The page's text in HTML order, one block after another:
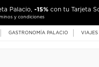
Palacio, -15% con tu Tarjeta
y condiciones
GASTRONOMÍA PALACIO VIAJES